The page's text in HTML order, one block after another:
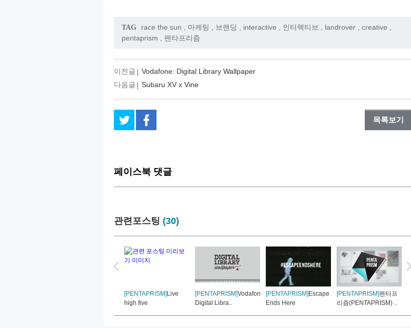
TAG race the sun 마케팅 브랜딩 interactive 인터렉티브 landrover creative
pentaprism
펜타프리즘
이전글
Vodafone: Digital Library Wallpaper
다음글
Subaru XV x Vine
목록보기
페이스북 댓글
관련포스팅 (30)
[PENTAPRISM]Live
high five
[PENTAPRISM]Vodafone:
Digital Libra..
[PENTAPRISM]Escape
Ends Here
[PENTAPRISM]펜타프
리즘(PENTAPRISM) ..